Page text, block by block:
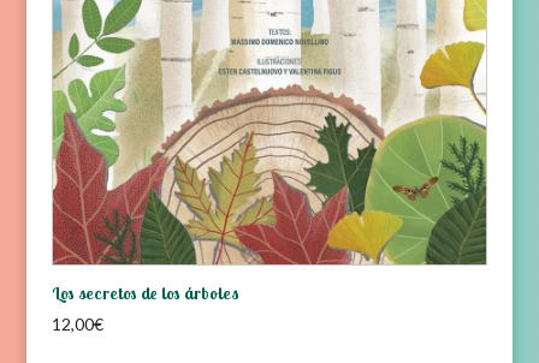
Los secretos de los árboles
12,00€